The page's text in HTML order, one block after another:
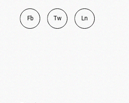
Fb Tw Ln